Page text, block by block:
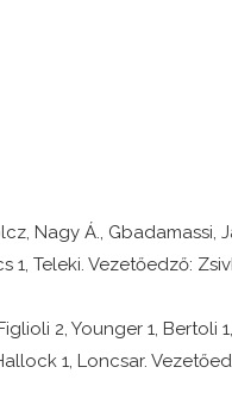
Nagy Á., Gbadamassi,
1, Teleki. Vezetőedző:
2, Younger 1, Bertoli
1, Loncsar.